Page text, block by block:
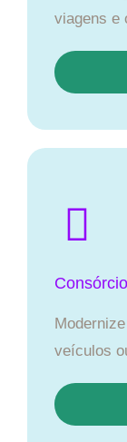
viagens e
Consórcio
veículos